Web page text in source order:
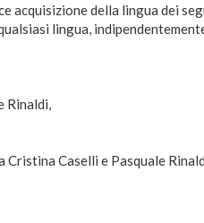
acquisizione della lingua dei
lingua,
Rinaldi
Caselli e Pasquale